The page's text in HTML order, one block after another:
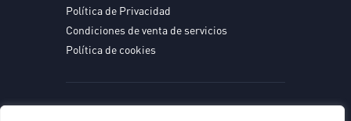
Política de Privacidad
Condiciones de venta de servicios
Política de cookies